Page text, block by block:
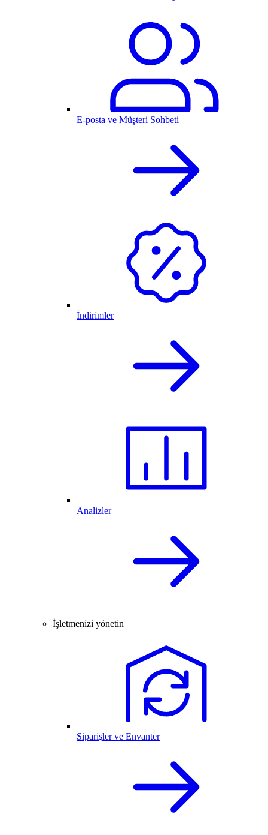
E-posta ve Müşteri Sohbeti
İndirimler
Analizler
İşletmenizi yönetin
Siparişler ve Envanter